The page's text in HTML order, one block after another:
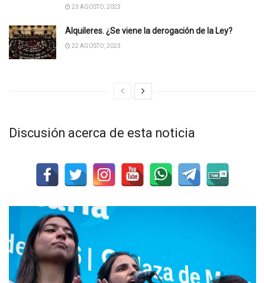
23 AGOSTO, 2023
Alquileres. ¿Se viene la derogación de la Ley?
22 AGOSTO, 2023
Discusión acerca de esta noticia